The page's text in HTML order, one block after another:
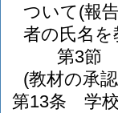
ついて(報
者の氏名
第3節
(教材の承
第13条
学